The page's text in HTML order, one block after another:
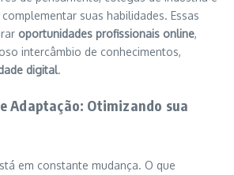
suas habilidades. Essas
oportunidades profissionais online,
intercâmbio de conhecimentos,
digital.
Adaptação: Otimizando sua
em constante mudança. O que